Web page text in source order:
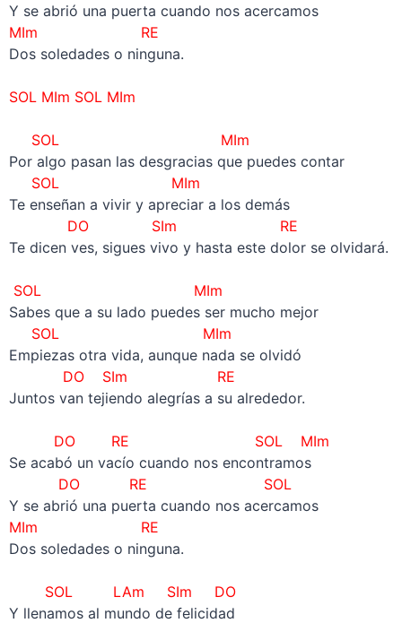
Y se abrió una puerta cuando nos acercamos
MIm RE
Dos soledades o ninguna.
SOL MIm SOL MIm
SOL MIm
Por algo pasan las desgracias que puedes contar
SOL MIm
Te enseñan a vivir y apreciar a los demás
DO SIm RE
Te dicen ves, sigues vivo y hasta este dolor se olvidará.
SOL MIm
Sabes que a su lado puedes ser mucho mejor
SOL MIm
Empiezas otra vida, aunque nada se olvidó
DO SIm RE
Juntos van tejiendo alegrías a su alrededor.
DO RE SOL MIm
Se acabó un vacío cuando nos encontramos
DO RE SOL
Y se abrió una puerta cuando nos acercamos
MIm RE
Dos soledades o ninguna.
SOL LAm SIm DO
Y llenamos al mundo de felicidad